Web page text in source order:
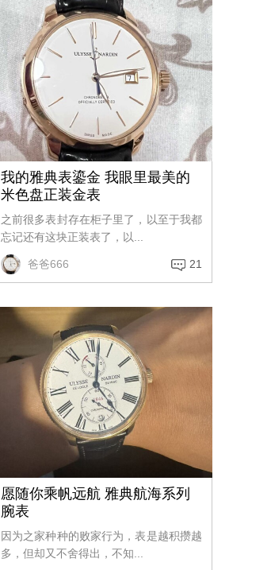
我的雅典表鎏金 我眼里最美的
米色盘正装金表
之前很多表封存在柜子里了，以至于我都
忘记还有这块正装表了，以...
爸爸666 21
愿随你乘帆远航 雅典航海系列
腕表
因为之家种种的败家行为，表是越积攒越
多，但却又不舍得出，不知...